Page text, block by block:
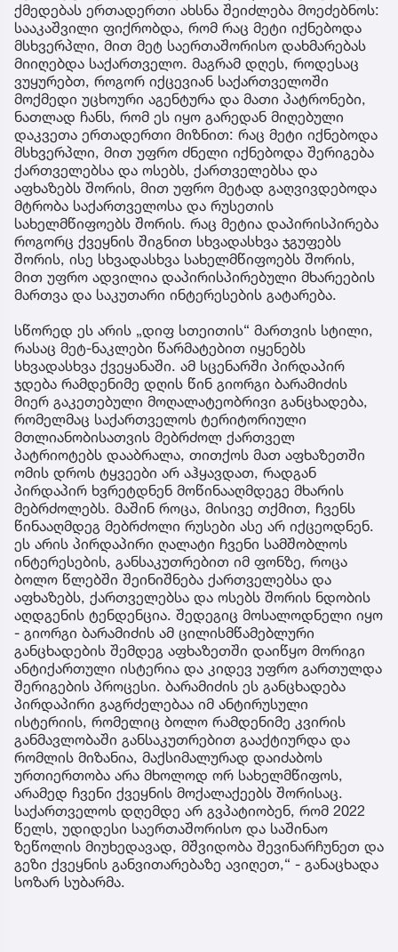
ქმედებას ერთადერთი ახსნა შეიძლება მოეძებნოს:
სააკაშვილი ფიქრობდა, რომ რაც მეტი იქნებოდა
მსხვერპლი, მით მეტ საერთაშორისო დახმარებას
მიიღებდა საქართველო. მაგრამ დღეს, როდესაც
ვუყურებთ, როგორ იქცევიან საქართველოში
მოქმედი უცხოური აგენტურა და მათი პატრონები,
ნათლად ჩანს, რომ ეს იყო გარედან მიღებული
დაკვეთა ერთადერთი მიზნით: რაც მეტი იქნებოდა
მსხვერპლი, მით უფრო ძნელი იქნებოდა შერიგება
ქართველებსა და ოსებს, ქართველებსა და
აფხაზებს შორის, მით უფრო მეტად გაღვივდებოდა
მტრობა საქართველოსა და რუსეთის
სახელმწიფოებს შორის. რაც მეტია დაპირისპირება
როგორც ქვეყნის შიგნით სხვადასხვა ჯგუფებს
შორის, ისე სხვადასხვა სახელმწიფოებს შორის,
მით უფრო ადვილია დაპირისპირებული მხარეების
მართვა და საკუთარი ინტერესების გატარება.
სწორედ ეს არის „დიფ სთეითის“ მართვის სტილი,
რასაც მეტ-ნაკლები წარმატებით იყენებს
სხვადასხვა ქვეყანაში. ამ სცენარში პირდაპირ
ჯდება რამდენიმე დღის წინ გიორგი ბარამიძის
მიერ გაკეთებული მოღალატეობრივი განცხადება,
რომელმაც საქართველოს ტერიტორიული
მთლიანობისათვის მებრძოლ ქართველ
პატრიოტებს დააბრალა, თითქოს მათ აფხაზეთში
ომის დროს ტყვეები არ აჰყავდათ, რადგან
პირდაპირ ხვრეტდნენ მოწინააღმდეგე მხარის
მებრძოლებს. მაშინ როცა, მისივე თქმით, ჩვენს
წინააღმდეგ მებრძოლი რუსები ასე არ იქცეოდნენ.
ეს არის პირდაპირი ღალატი ჩვენი სამშობლოს
ინტერესების, განსაკუთრებით იმ ფონზე, როცა
ბოლო წლებში შეინიშნება ქართველებსა და
აფხაზებს, ქართველებსა და ოსებს შორის ნდობის
აღდგენის ტენდენცია. შედეგიც მოსალოდნელი იყო
- გიორგი ბარამიძის ამ ცილისმწამებლური
განცხადების შემდეგ აფხაზეთში დაიწყო მორიგი
ანტიქართული ისტერია და კიდევ უფრო გართულდა
შერიგების პროცესი. ბარამიძის ეს განცხადება
პირდაპირი გაგრძელებაა იმ ანტირუსული
ისტერიის, რომელიც ბოლო რამდენიმე კვირის
განმავლობაში განსაკუთრებით გააქტიურდა და
რომლის მიზანია, მაქსიმალურად დაიძაბოს
ურთიერთობა არა მხოლოდ ორ სახელმწიფოს,
არამედ ჩვენი ქვეყნის მოქალაქეებს შორისაც.
საქართველოს დღემდე არ გვპატიობენ, რომ 2022
წელს, უდიდესი საერთაშორისო და საშინაო
ზეწოლის მიუხედავად, მშვიდობა შევინარჩუნეთ და
გეზი ქვეყნის განვითარებაზე ავიღეთ,“ - განაცხადა
სოზარ სუბარმა.